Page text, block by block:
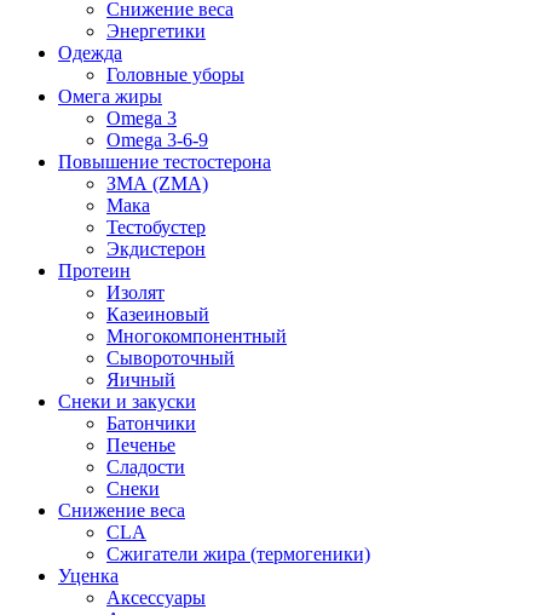
Снижение веса
Энергетики
Одежда
Головные уборы
Омега жиры
Omega 3
Omega 3-6-9
Повышение тестостерона
ЗМА (ZMA)
Мака
Тестобустер
Экдистерон
Протеин
Изолят
Казеиновый
Многокомпонентный
Сывороточный
Яичный
Снеки и закуски
Батончики
Печенье
Сладости
Снеки
Снижение веса
CLA
Сжигатели жира (термогеники)
Уценка
Аксессуары